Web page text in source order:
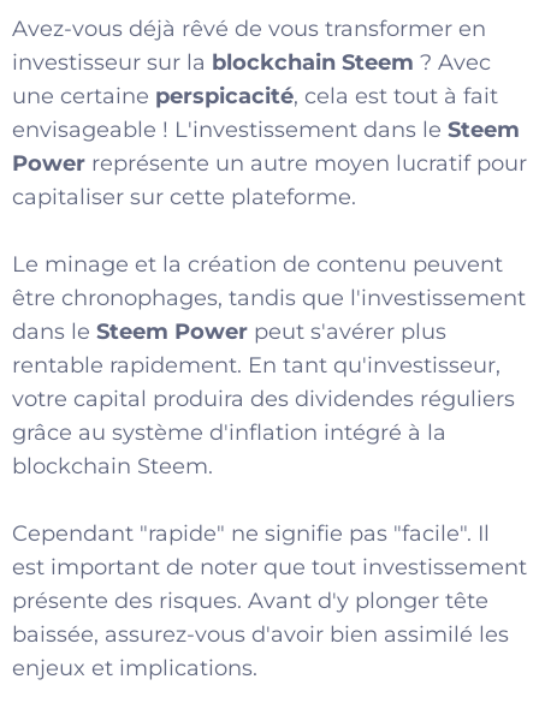
Avez-vous déjà rêvé de vous transformer en
investisseur sur la blockchain Steem ? Avec
une certaine perspicacité, cela est tout à fait
envisageable ! L'investissement dans le Steem
Power représente un autre moyen lucratif pour
capitaliser sur cette plateforme.
Le minage et la création de contenu peuvent
être chronophages, tandis que l'investissement
dans le Steem Power peut s'avérer plus
rentable rapidement. En tant qu'investisseur,
votre capital produira des dividendes réguliers
grâce au système d'inflation intégré à la
blockchain Steem.
Cependant "rapide" ne signifie pas "facile". Il
est important de noter que tout investissement
présente des risques. Avant d'y plonger tête
baissée, assurez-vous d'avoir bien assimilé les
enjeux et implications.